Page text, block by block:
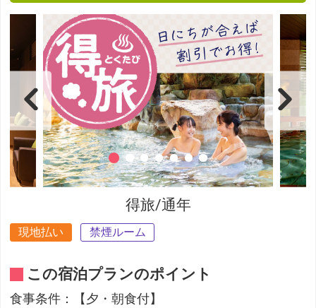
得旅/通年
現地払い 禁煙ルーム
この宿泊プランのポイント
食事条件：【夕・朝食付】